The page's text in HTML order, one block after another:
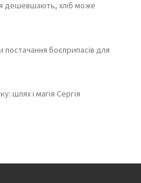
дешевшають, хліб може
постачання боєприпасів для
шлях і магія Сергія